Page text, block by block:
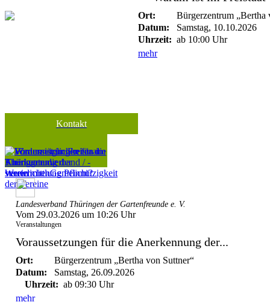
Kontakt
Ort:
Bürgerzentrum „Bertha
Datum:
Samstag, 10.10.2026
Uhrzeit: ab 10:00 Uhr
mehr
Landesverband Thüringen der Gartenfreunde e. V.
Vom 29.03.2026 um 10:26 Uhr
Veranstaltungen
Voraussetzungen für die Anerkennung der...
Ort:
Bürgerzentrum „Bertha von Suttner“
Datum:
Samstag, 26.09.2026
Uhrzeit: ab 09:30 Uhr
mehr